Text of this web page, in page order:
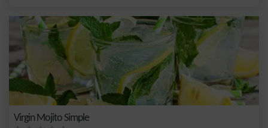
Virgin Mojito Simple